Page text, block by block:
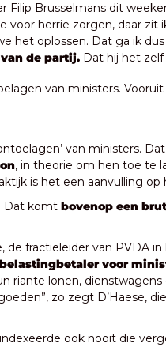
Filip Brusselmans dit
voor herrie zorgen, daar zit
het oplossen. Dat ga ik
de partij. Dat hij het zelf
van ministers.
van ministers.
, in theorie om hen toe te
is het een aanvulling op
Dat komt bovenop een
de fractieleider van PVDA
belastingbetaler voor
riante lonen, dienstwagens
zo zegt D’Haese,
ook nooit die